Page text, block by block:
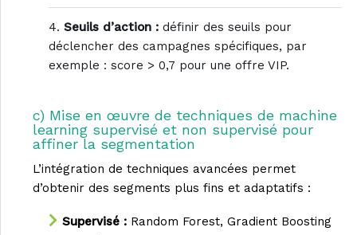
Seuils d’action : définir des seuils pour
déclencher des campagnes spécifiques, par
exemple : score > 0,7 pour une offre VIP.
c) Mise en œuvre de techniques de machine
learning supervisé et non supervisé pour
affiner la segmentation
L’intégration de techniques avancées permet
d’obtenir des segments plus fins et adaptatifs :
Supervisé : Random Forest, Gradient Boosting